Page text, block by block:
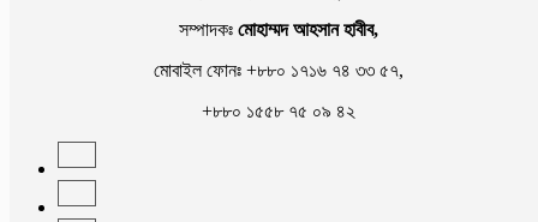
সম্পাদকঃ মোহাম্মদ আহসান হাবীব,
মোবাইল ফোনঃ +৮৮০ ১৭১৬ ৭৪ ৩৩ ৫৭,
+৮৮০ ১৫৫৮ ৭৫ ০৯ ৪২